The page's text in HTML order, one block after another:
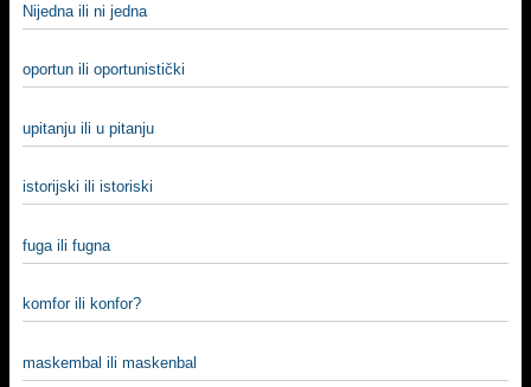
Nijedna ili ni jedna
oportun ili oportunistički
upitanju ili u pitanju
istorijski ili istoriski
fuga ili fugna
komfor ili konfor?
maskembal ili maskenbal